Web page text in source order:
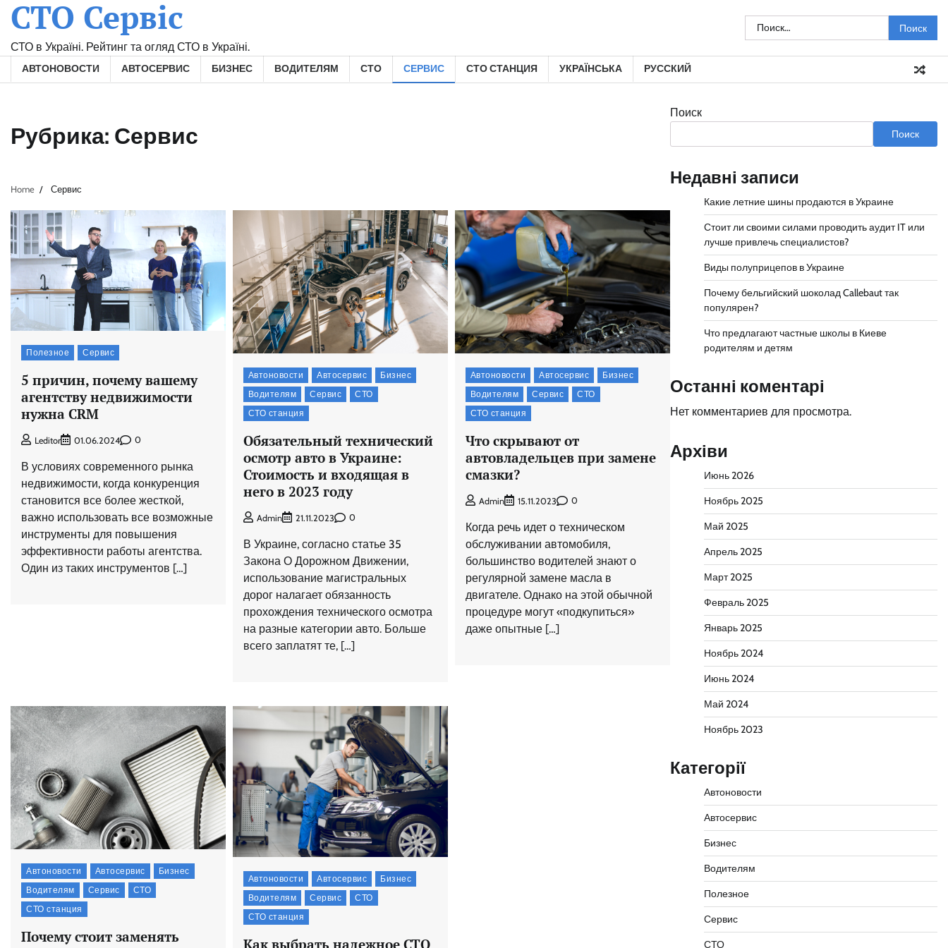
Skip
content
СТО Сервіс
СТО в Україні. Рейтинг та огляд СТО в Україні.
Найти:
АВТОНОВОСТИ АВТОСЕРВИС БИЗНЕС ВОДИТЕЛЯМ СТО СЕРВИС СТО СТАНЦИЯ УКРАЇНСЬКА РУССКИЙ
Рубрика: Сервис
Home Сервис
Полезное Сервис
5 причин, почему вашему
агентству недвижимости
нужна CRM
Leditor 01.06.2024 0
В условиях современного рынка
недвижимости, когда конкуренция
становится все более жесткой,
важно использовать все возможные
инструменты для повышения
эффективности работы агентства.
Один из таких инструментов […]
Автоновости Автосервис
Бизнес
Водителям
Сервис
СТО
СТО станция
Обязательный технический
осмотр авто в Украине:
Стоимость и входящая в
него в 2023 году
Admin 21.11.2023 0
В Украине, согласно статье 35
Закона О Дорожном Движении,
использование магистральных
дорог налагает обязанность
прохождения технического осмотра
на разные категории авто. Больше
всего заплатят те, […]
Автоновости Автосервис
Бизнес
Водителям
Сервис
СТО
СТО станция
Что скрывают от
автовладельцев при замене
смазки?
Admin 15.11.2023 0
Когда речь идет о техническом
обслуживании автомобиля,
большинство водителей знают о
регулярной замене масла в
двигателе. Однако на этой обычной
процедуре могут «подкупиться»
даже опытные […]
Автоновости Автосервис
Бизнес
Водителям
Сервис
СТО
СТО станция
Почему стоит заменять
Автоновости Автосервис
Бизнес
Водителям
Сервис
СТО
СТО станция
Как выбрать надежное СТО
Поиск
Поиск
Недавні записи
Какие летние шины продаются в Украине
Стоит ли своими силами проводить аудит IT или
лучше привлечь специалистов?
Виды полуприцепов в Украине
Почему бельгийский шоколад Callebaut так
популярен?
Что предлагают частные школы в Киеве
родителям и детям
Останні коментарі
Нет комментариев для просмотра.
Архіви
Июнь 2026
Ноябрь 2025
Май 2025
Апрель 2025
Март 2025
Февраль 2025
Январь 2025
Ноябрь 2024
Июнь 2024
Май 2024
Ноябрь 2023
Категорії
Автоновости
Автосервис
Бизнес
Водителям
Полезное
Сервис
СТО